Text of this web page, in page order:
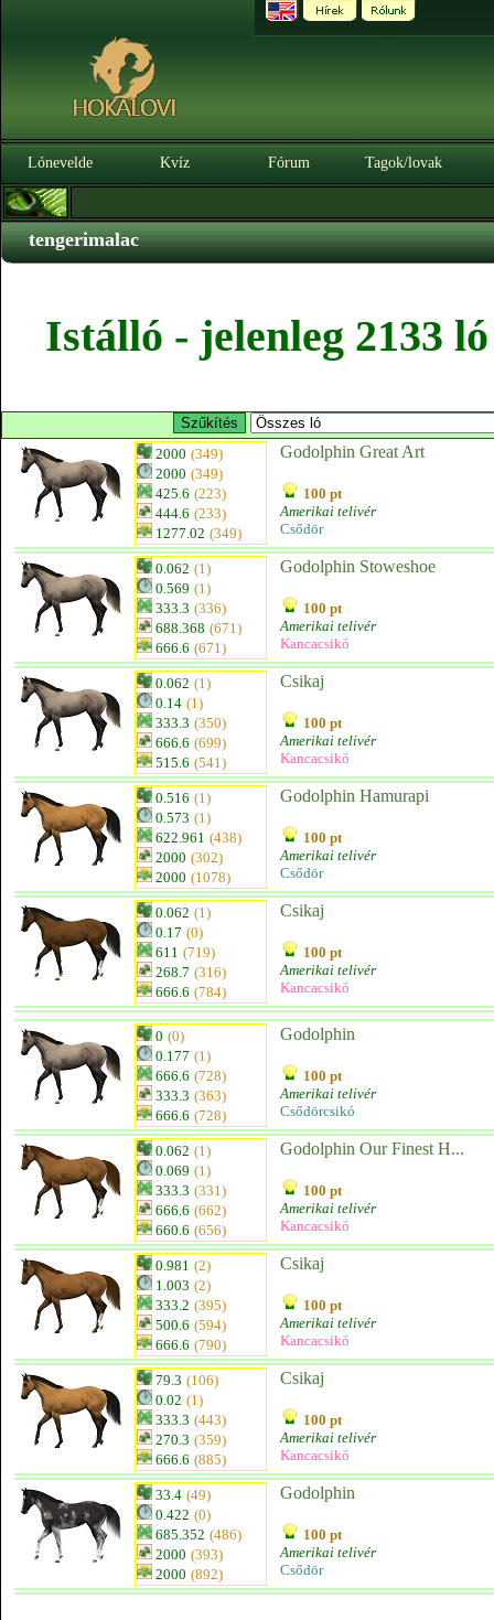
Lónevelde Kvíz Fórum Tagok/lovak
tengerimalac
Istálló - jelenleg 2133
2000 (349)
2000 (349)
425.6 (223)
444.6 (233)
1277.02 (349)
Godolphin Great Art
100 pt
Amerikai telivér
Csődör
0.062 (1)
0.569 (1)
333.3 (336)
688.368 (671)
666.6 (671)
Godolphin Stoweshoe
100 pt
Amerikai telivér
Kancacsikó
0.062 (1)
0.14 (1)
333.3 (350)
666.6 (699)
515.6 (541)
Csikaj
100 pt
Amerikai telivér
Kancacsikó
0.516 (1)
0.573 (1)
622.961 (438)
2000 (302)
2000 (1078)
Godolphin Hamurapi
100 pt
Amerikai telivér
Csődör
0.062 (1)
0.17 (0)
611 (719)
268.7 (316)
666.6 (784)
Csikaj
100 pt
Amerikai telivér
Kancacsikó
0 (0)
0.177 (1)
666.6 (728)
333.3 (363)
666.6 (728)
Godolphin
100 pt
Amerikai telivér
Csődörcsikó
0.062 (1)
0.069 (1)
333.3 (331)
666.6 (662)
660.6 (656)
Godolphin Our Finest H...
100 pt
Amerikai telivér
Kancacsikó
0.981 (2)
1.003 (2)
333.2 (395)
500.6 (594)
666.6 (790)
Csikaj
100 pt
Amerikai telivér
Kancacsikó
79.3 (106)
0.02 (1)
333.3 (443)
270.3 (359)
666.6 (885)
Csikaj
100 pt
Amerikai telivér
Kancacsikó
33.4 (49)
0.422 (0)
685.352 (486)
2000 (393)
2000 (892)
Godolphin
100 pt
Amerikai telivér
Csődör